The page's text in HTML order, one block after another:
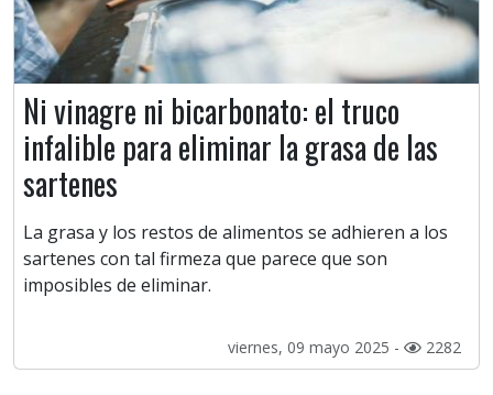
Ni vinagre ni bicarbonato: el truco
infalible para eliminar la grasa de las
sartenes
La grasa y los restos de alimentos se adhieren a los
sartenes con tal firmeza que parece que son
imposibles de eliminar.
viernes, 09 mayo 2025 - 2282